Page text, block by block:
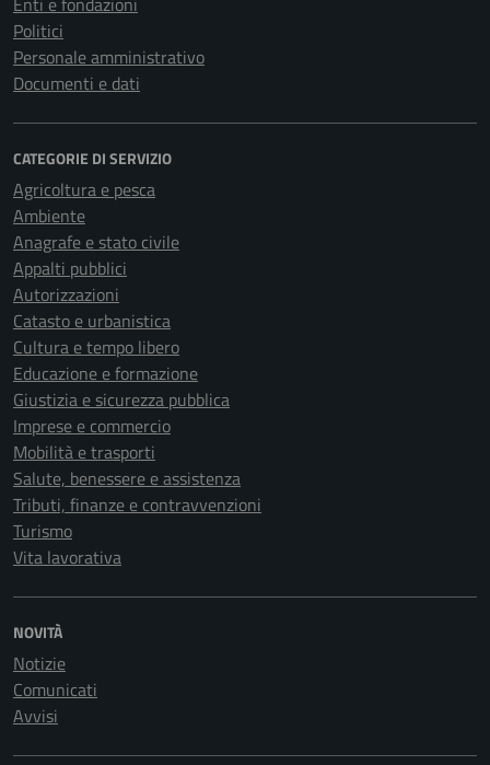
Politici
Personale amministrativo
Documenti e dati
CATEGORIE DI SERVIZIO
Agricoltura e pesca
Ambiente
Anagrafe e stato civile
Appalti pubblici
Autorizzazioni
Catasto e urbanistica
Cultura e tempo libero
Educazione e formazione
Giustizia e sicurezza pubblica
Imprese e commercio
Mobilità e trasporti
Salute, benessere e assistenza
Tributi, finanze e contravvenzioni
Turismo
Vita lavorativa
NOVITÀ
Notizie
Comunicati
Avvisi